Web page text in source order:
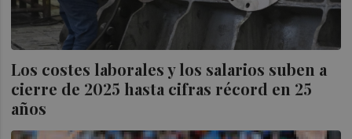
Los costes laborales y los salarios suben a
cierre de 2025 hasta cifras récord en 25
años